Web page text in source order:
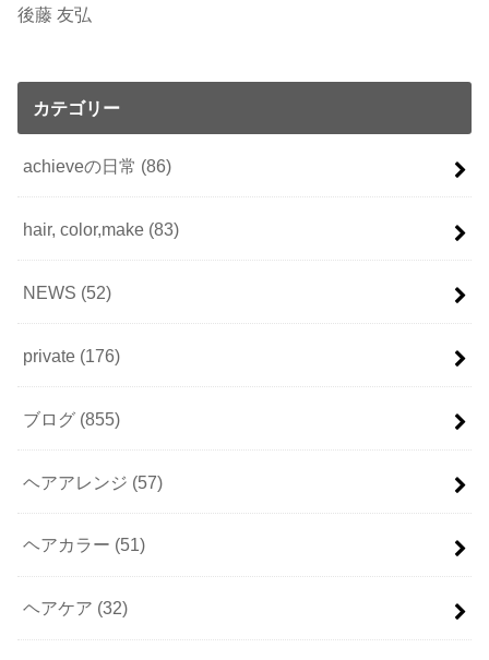
後藤 友弘
カテゴリー
achieveの日常 (86)
hair, color,make (83)
NEWS (52)
private (176)
ブログ (855)
ヘアアレンジ (57)
ヘアカラー (51)
ヘアケア (32)